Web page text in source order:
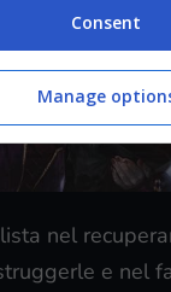
nel
e nel
Consent
Manage